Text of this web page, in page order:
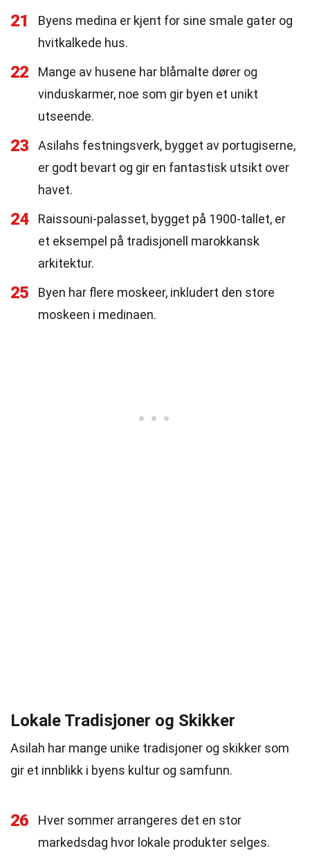
21
Byens medina er kjent for sine smale gater og
hvitkalkede hus.
22
Mange av husene har blåmalte dører og
vinduskarmer, noe som gir byen et unikt
utseende.
23
Asilahs festningsverk, bygget av portugiserne,
er godt bevart og gir en fantastisk utsikt over
havet.
24
Raissouni-palasset, bygget på 1900-tallet, er
et eksempel på tradisjonell marokkansk
arkitektur.
25
Byen har flere moskeer, inkludert den store
moskeen i medinaen.
Lokale Tradisjoner og Skikker
Asilah har mange unike tradisjoner og skikker som
gir et innblikk i byens kultur og samfunn.
26
Hver sommer arrangeres det en stor
markedsdag hvor lokale produkter selges.